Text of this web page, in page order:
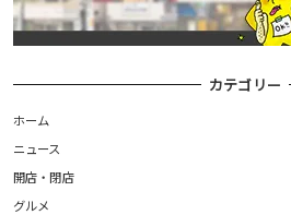
カテゴリー
ホーム
ニュース
開店・閉店
グルメ